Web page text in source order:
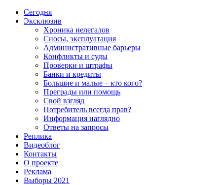
Сегодня
Эксклюзив
Хроника нелегалов
Сносы, эксплуатация
Административные барьеры
Конфликты и суды
Проверки и штрафы
Банки и кредиты
Большие и малые – кто кого?
Преграды или помощь
Свой взгляд
Потребитель всегда прав?
Информация наглядно
Ответы на запросы
Реплика
Видеоблог
Контакты
О проекте
Реклама
Выборы 2021